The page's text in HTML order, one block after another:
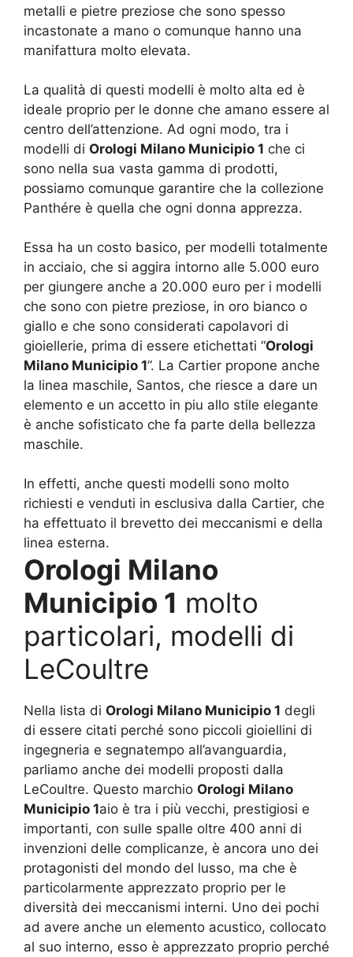
metalli e pietre preziose che sono spesso
incastonate a mano o comunque hanno una
manifattura molto elevata.
La qualità di questi modelli è molto alta ed è
ideale proprio per le donne che amano essere al
centro dell’attenzione. Ad ogni modo, tra i
modelli di Orologi Milano Municipio 1 che ci
sono nella sua vasta gamma di prodotti,
possiamo comunque garantire che la collezione
Panthére è quella che ogni donna apprezza.
Essa ha un costo basico, per modelli totalmente
in acciaio, che si aggira intorno alle 5.000 euro
per giungere anche a 20.000 euro per i modelli
che sono con pietre preziose, in oro bianco o
giallo e che sono considerati capolavori di
gioiellerie, prima di essere etichettati “Orologi
Milano Municipio 1”. La Cartier propone anche
la linea maschile, Santos, che riesce a dare un
elemento e un accetto in piu allo stile elegante
è anche sofisticato che fa parte della bellezza
maschile.
In effetti, anche questi modelli sono molto
richiesti e venduti in esclusiva dalla Cartier, che
ha effettuato il brevetto dei meccanismi e della
linea esterna.
Orologi Milano
Municipio 1 molto
particolari, modelli di
LeCoultre
Nella lista di Orologi Milano Municipio 1 degli
di essere citati perché sono piccoli gioiellini di
ingegneria e segnatempo all’avanguardia,
parliamo anche dei modelli proposti dalla
LeCoultre. Questo marchio Orologi Milano
Municipio 1aio è tra i più vecchi, prestigiosi e
importanti, con sulle spalle oltre 400 anni di
invenzioni delle complicanze, è ancora uno dei
protagonisti del mondo del lusso, ma che è
particolarmente apprezzato proprio per le
diversità dei meccanismi interni. Uno dei pochi
ad avere anche un elemento acustico, collocato
al suo interno, esso è apprezzato proprio perché